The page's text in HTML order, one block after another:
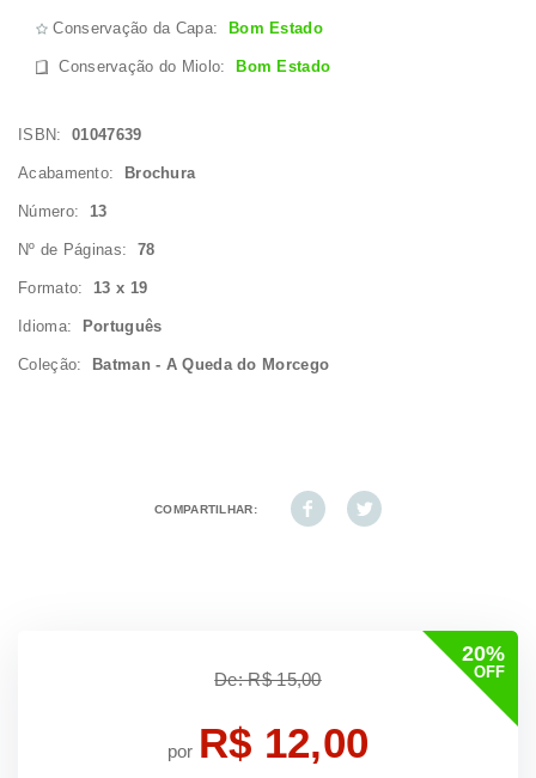
Conservação da Capa: Bom Estado
Conservação do Miolo:Bom Estado
ISBN:01047639
Acabamento: Brochura
Número: 13
Nº de Páginas: 78
Formato: 13 x 19
Idioma: Português
Coleção: Batman - A Queda do Morcego
COMPARTILHAR:
20%
OFF
De: R$ 15,00
por R$ 12,00